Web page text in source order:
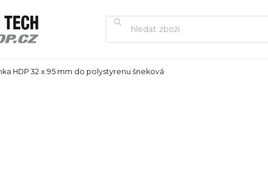
HDP 32 x 95 mm do polystyrenu šneková